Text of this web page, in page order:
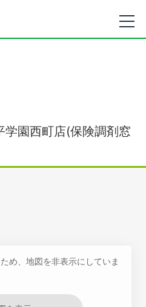
園西町店(保険調剤窓
め、地図を非表示にしていま